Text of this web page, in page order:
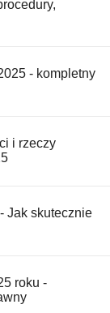
- kompletny
i rzeczy
Jak skutecznie
roku -